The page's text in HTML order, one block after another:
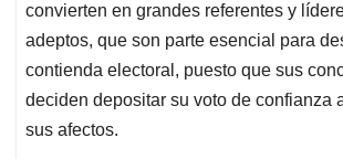
convierten en grandes referentes y
adeptos, que son parte esencial para
contienda electoral, puesto que sus
deciden depositar su voto de confianza
sus afectos.